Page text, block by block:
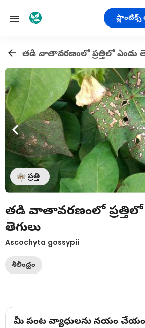
తడి వాతావరణంలో ప్రత్తిలో ఎండు
ప్రత్తి
తడి వాతావరణంలో ప్రత్తిలో
తెగులు
Ascochyta gossypii
శీలీంధ్రం
మీ పంట వ్యాధులను నయం